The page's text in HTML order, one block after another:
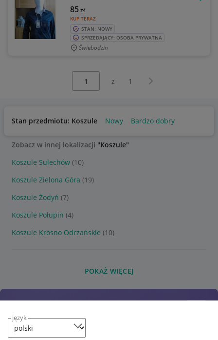
język
KUP TERAZ
85zł
STAN: NOWY
SPRZEDAJĄCY: OSOBA PRYWATNA
Świebodzin
z 1 Następna strona
Stan przedmiotu: Koszule Nowy Bardzo dobry
Zobacz w innej lokalizacji "Koszule"
Koszule Sulechów (10)
Koszule Zielona Góra (19)
Koszule Żodyń (7)
Koszule Połupin (4)
Koszule Krosno Odrzańskie (10)
POKAŻ WIĘCEJ